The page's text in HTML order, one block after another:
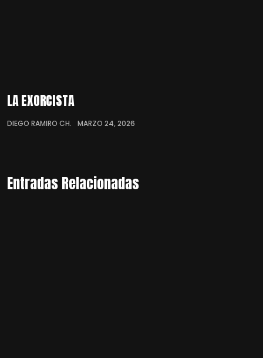
LA EXORCISTA
DIEGO RAMIRO CH. MARZO 24, 2026
Entradas Relacionadas